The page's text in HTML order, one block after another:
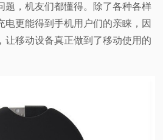
题，机友们都懂得。除了各种各样
电更能得到手机用户们的亲睐，因
让移动设备真正做到了移动使用的